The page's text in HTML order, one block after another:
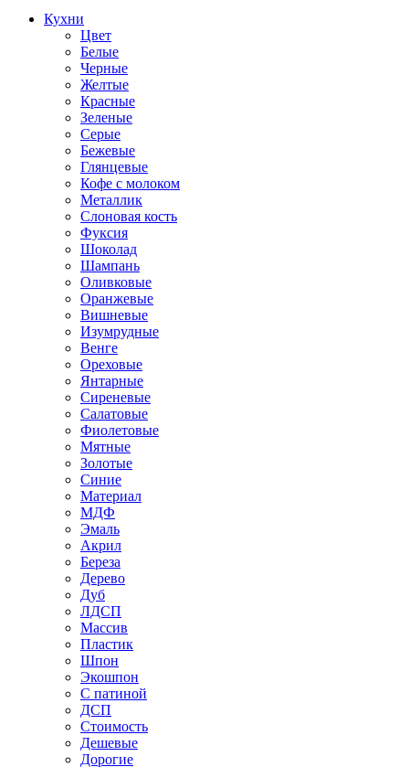
Кухни
Цвет
Белые
Черные
Желтые
Красные
Зеленые
Серые
Бежевые
Глянцевые
Кофе с молоком
Металлик
Слоновая кость
Фуксия
Шоколад
Шампань
Оливковые
Оранжевые
Вишневые
Изумрудные
Венге
Ореховые
Янтарные
Сиреневые
Салатовые
Фиолетовые
Мятные
Золотые
Синие
Материал
МДФ
Эмаль
Акрил
Береза
Дерево
Дуб
ЛДСП
Массив
Пластик
Шпон
Экошпон
С патиной
ДСП
Стоимость
Дешевые
Дорогие